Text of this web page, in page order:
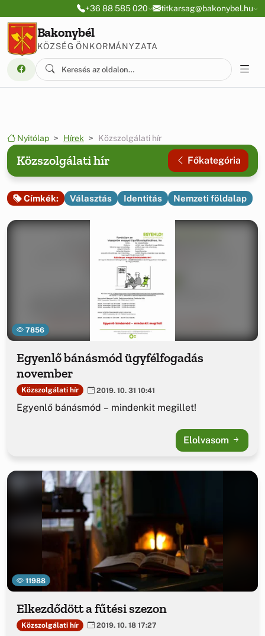
Ugrás a menüre
Ugrás a tartalomra+36 88 585 020 titkarsag@bakonybel.hu
Bakonybél
KÖZSÉG ÖNKORMÁNYZATA
Nyitólap Hírek Közszolgálati hír
Közszolgálati hír Főkategória
Címkék: Választás Identitás Nemzeti földalap
7856
Egyenlő bánásmód ügyfélfogadás
november
Közszolgálati hír 2019. 10. 31 10:41
Egyenlő bánásmód – mindenkit megillet!
Elolvasom
11988
Elkezdődött a fűtési szezon
Közszolgálati hír 2019. 10. 18 17:27